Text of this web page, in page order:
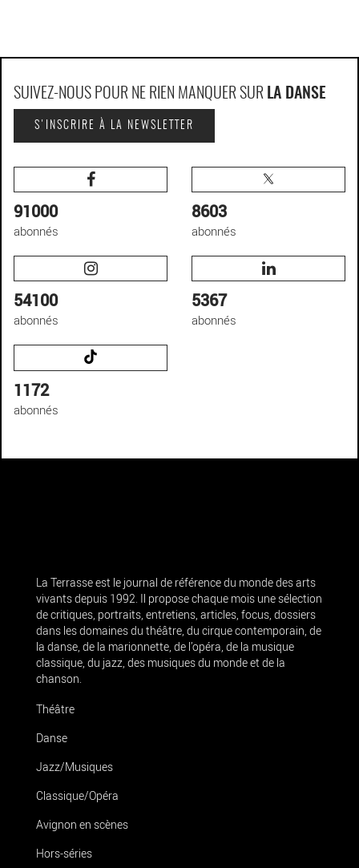
SUIVEZ-NOUS POUR NE RIEN MANQUER SUR LA DANSE
S'INSCRIRE À LA NEWSLETTER
91000
abonnés
8603
abonnés
54100
abonnés
5367
abonnés
1172
abonnés
La Terrasse est le journal de référence du monde des arts
vivants depuis 1992. Il propose chaque mois une sélection
de critiques, portraits, entretiens, articles, focus, dossiers
dans les domaines du théâtre, du cirque contemporain, de
la danse, de la marionnette, de l’opéra, de la musique
classique, du jazz, des musiques du monde et de la
chanson.
Théâtre
Danse
Jazz/Musiques
Classique/Opéra
Avignon en scènes
Hors-séries